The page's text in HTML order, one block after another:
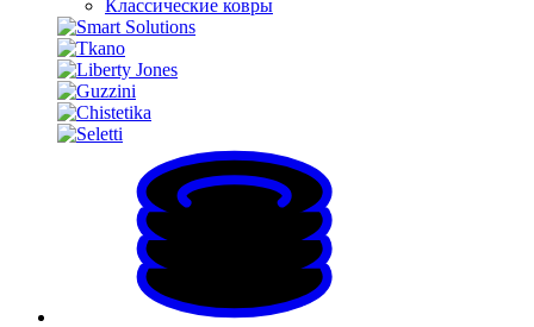
Классические ковры